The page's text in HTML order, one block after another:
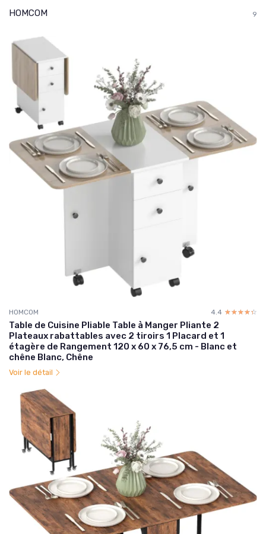
HOMCOM 9
HOMCOM 4.4 ☆☆☆☆☆
★★★★★
Table de Cuisine Pliable Table à Manger Pliante 2
Plateaux rabattables avec 2 tiroirs 1 Placard et 1
étagère de Rangement 120 x 60 x 76,5 cm - Blanc et
chêne Blanc, Chêne
Voir le détail